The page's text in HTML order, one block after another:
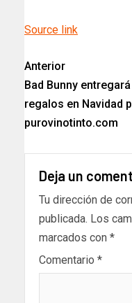
Source link
Anterior
Bad Bunny entregará
regalos en Navidad
purovinotinto.com
Deja un
Tu dirección de
publicada. Los
marcados con *
Comentario *